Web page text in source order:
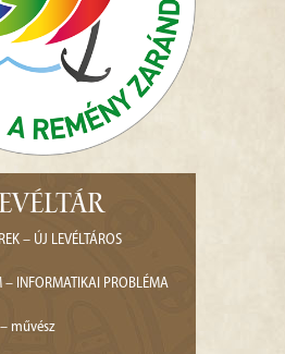
– ÚJ LEVÉLTÁROS
– INFORMATIKAI PROBLÉMA
művész